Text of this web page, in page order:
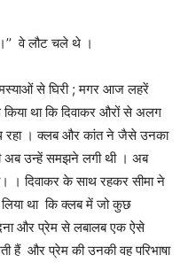
’’ वे लौट चले थे ।
से घिरी ; मगर आज लहरें
था कि दिवाकर औरों से अलग
रहा । क्लब और कांत ने जैसे उनका
अब उन्हें समझने लगी थी । अब
। दिवाकर के साथ रहकर सीमा ने
था कि क्लब में जो कुछ
और प्रेम से लबालब एक ऐसे
हैं और प्रेम की उनकी वह परिभाषा